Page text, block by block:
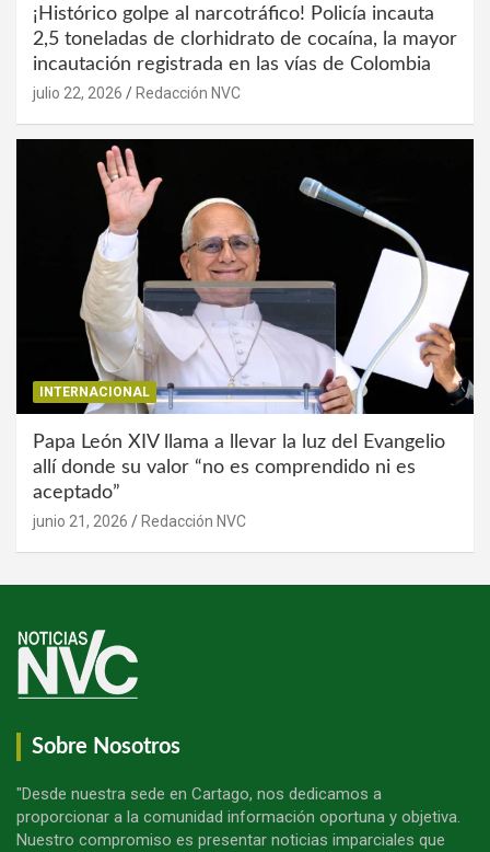
¡Histórico golpe al narcotráfico! Policía incauta
2,5 toneladas de clorhidrato de cocaína, la mayor
incautación registrada en las vías de Colombia
julio 22, 2026 Redacción NVC
INTERNACIONAL
Papa León XIV llama a llevar la luz del Evangelio
allí donde su valor “no es comprendido ni es
aceptado”
junio 21, 2026 Redacción NVC
Sobre Nosotros
"Desde nuestra sede en Cartago, nos dedicamos a
proporcionar a la comunidad información oportuna y objetiva.
Nuestro compromiso es presentar noticias imparciales que